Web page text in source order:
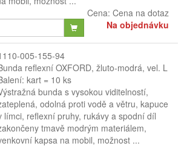
Cena: Cena na dotaz
Na objednávku
005-155-94
reflexní OXFORD, žluto-modrá, vel. L
kart = 10 ks
bunda s vysokou viditelností,
odolná proti vodě a větru, kapuce
límci, reflexní pruhy, rukávy a spodní díl
tmavě modrým materiálem,
kapsa na mobil, možnost ...